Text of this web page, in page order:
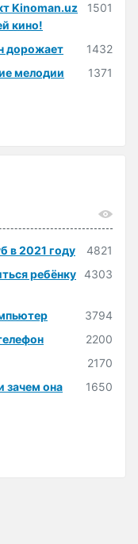
Kinoman.uz
кино!
1501
дорожает
1432
мелодии
1371
в 2021 году
4821
ребёнку 4303
3794
2200
2170
зачем она
1650